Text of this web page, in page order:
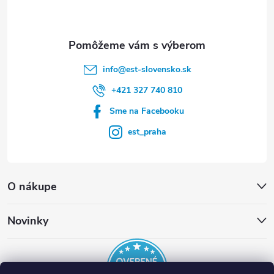
O nákupe
Novinky
info@est-slovensko.sk
+421 327 740 810
Sme na Facebooku
est_praha